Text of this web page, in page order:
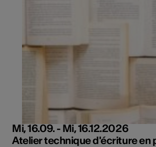
Mi, 16.09. - Mi, 16.12.2026
Atelier technique d'écriture en